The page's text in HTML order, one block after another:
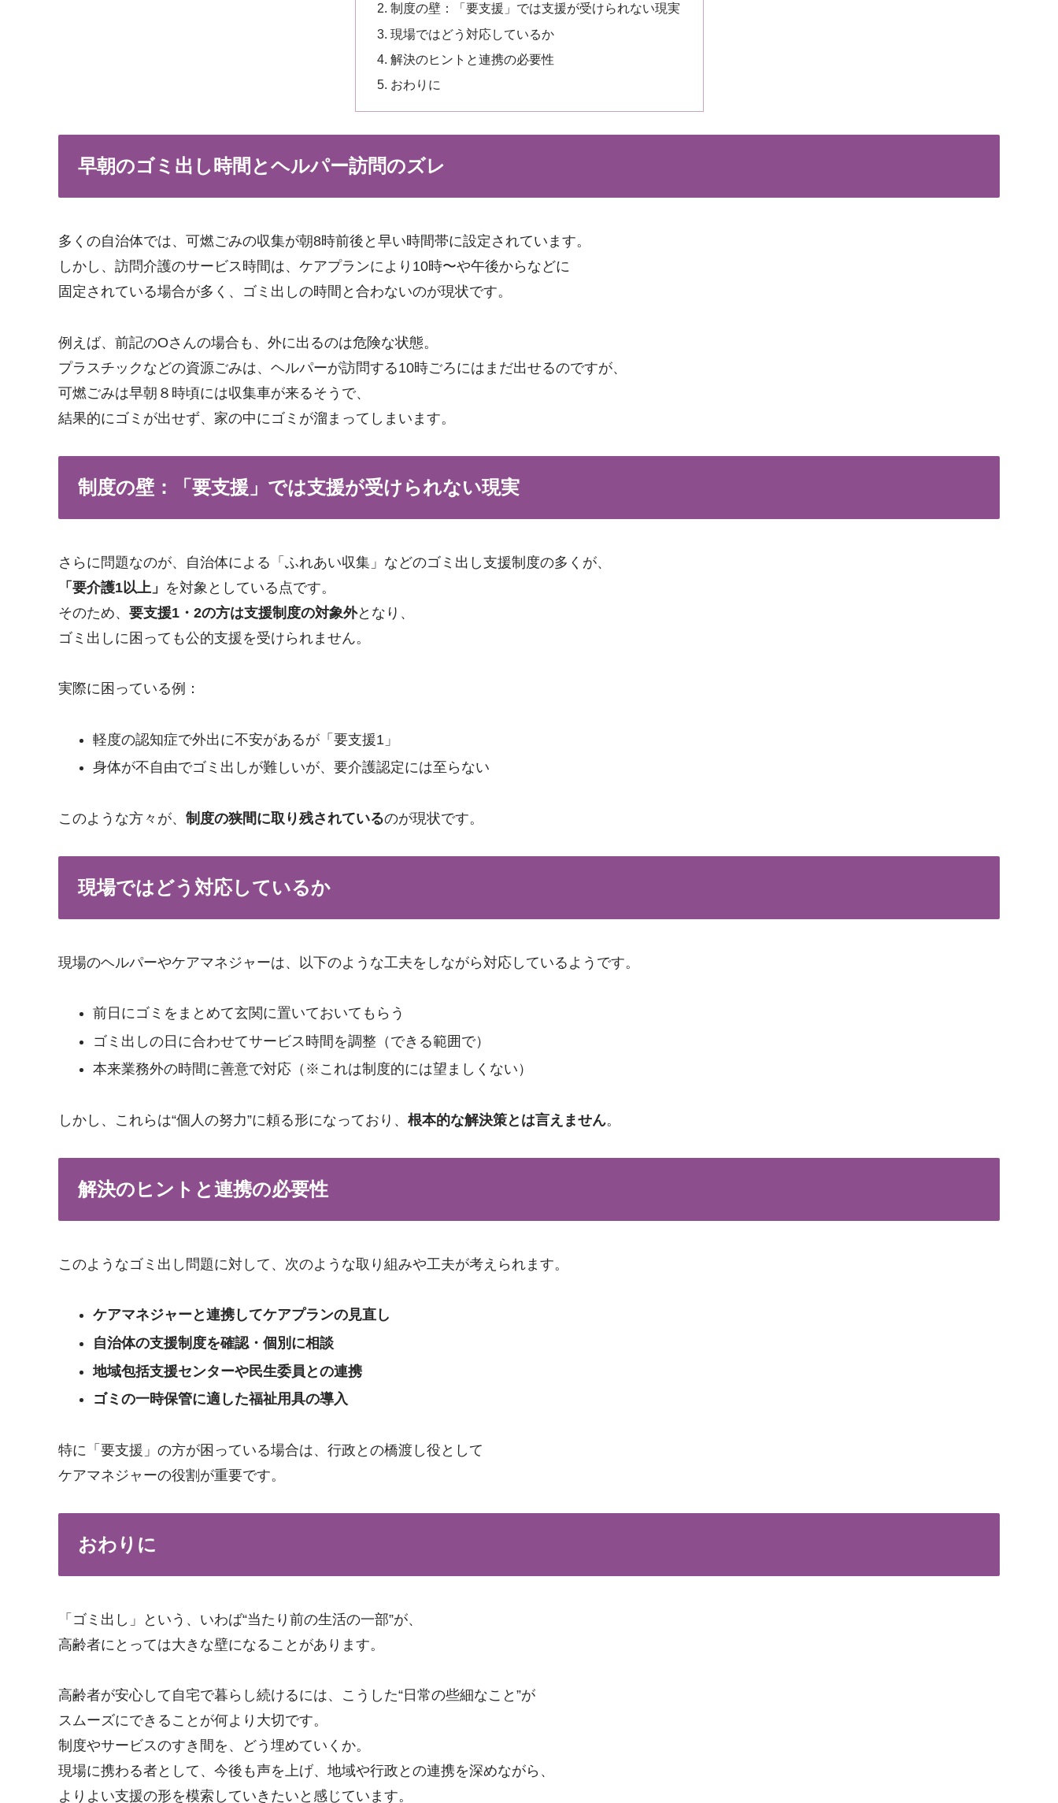
制度の壁：「要支援」では支援が受けられない現実
現場ではどう対応しているか
解決のヒントと連携の必要性
おわりに
早朝のゴミ出し時間とヘルパー訪問のズレ
多くの自治体では、可燃ごみの収集が朝8時前後と早い時間帯に設定されています。
しかし、訪問介護のサービス時間は、ケアプランにより10時〜や午後からなどに
固定されている場合が多く、ゴミ出しの時間と合わないのが現状です。
例えば、前記のOさんの場合も、外に出るのは危険な状態。
プラスチックなどの資源ごみは、ヘルパーが訪問する10時ごろにはまだ出せるのですが、
可燃ごみは早朝８時頃には収集車が来るそうで、
結果的にゴミが出せず、家の中にゴミが溜まってしまいます。
制度の壁：「要支援」では支援が受けられない現実
さらに問題なのが、自治体による「ふれあい収集」などのゴミ出し支援制度の多くが、
「要介護1以上」 を対象としている点です。
そのため、 要支援1・2の方は支援制度の対象外となり、
ゴミ出しに困っても公的支援を受けられません。
実際に困っている例：
軽度の認知症で外出に不安があるが「要支援1」
身体が不自由でゴミ出しが難しいが、要介護認定には至らない
このような方々が、 制度の狭間に取り残されているのが現状です。
現場ではどう対応しているか
現場のヘルパーやケアマネジャーは、以下のような工夫をしながら対応しているようです。
前日にゴミをまとめて玄関に置いておいてもらう
ゴミ出しの日に合わせてサービス時間を調整（できる範囲で）
本来業務外の時間に善意で対応（※これは制度的には望ましくない）
しかし、これらは“個人の努力”に頼る形になっており、 根本的な解決策とは言えません。
解決のヒントと連携の必要性
このようなゴミ出し問題に対して、次のような取り組みや工夫が考えられます。
ケアマネジャーと連携してケアプランの見直し
自治体の支援制度を確認・個別に相談
地域包括支援センターや民生委員との連携
ゴミの一時保管に適した福祉用具の導入
特に「要支援」の方が困っている場合は、行政との橋渡し役として
ケアマネジャーの役割が重要です。
おわりに
「ゴミ出し」という、いわば“当たり前の生活の一部”が、
高齢者にとっては大きな壁になることがあります。
高齢者が安心して自宅で暮らし続けるには、こうした“日常の些細なこと”が
スムーズにできることが何より大切です。
制度やサービスのすき間を、どう埋めていくか。
現場に携わる者として、今後も声を上げ、地域や行政との連携を深めながら、
よりよい支援の形を模索していきたいと感じています。